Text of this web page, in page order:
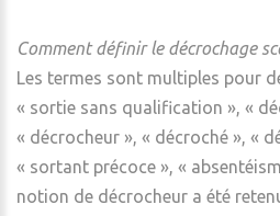
Comment définir le décrochage
Les termes sont multiples pour
« sortie sans qualification », «
« décrocheur », « décroché », «
« sortant précoce », «
notion de décrocheur a été